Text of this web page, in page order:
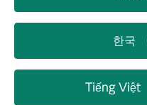
한국
Tiếng Việt